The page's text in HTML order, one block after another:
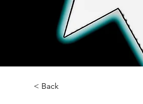
< Back